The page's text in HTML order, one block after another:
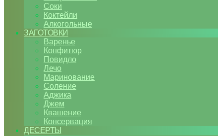
Соки
Коктейли
Алкогольные
ЗАГОТОВКИ
Варенье
Конфитюр
Повидло
Лечо
Маринование
Соление
Аджика
Джем
Квашение
Консервация
ДЕСЕРТЫ